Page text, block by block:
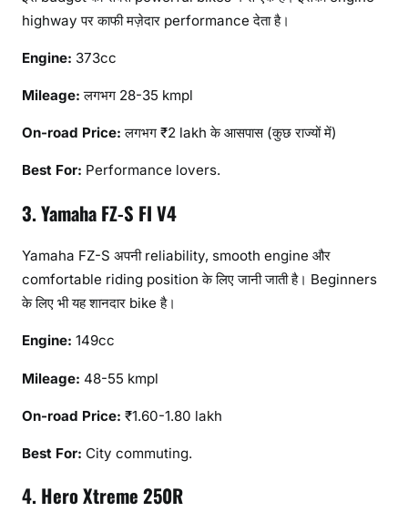
highway पर काफी मज़ेदार performance देता है।
Engine: 373cc
Mileage: लगभग 28-35 kmpl
On-road Price: लगभग ₹2 lakh के आसपास (कुछ राज्यों में)
Best For: Performance lovers.
3. Yamaha FZ-S FI V4
Yamaha FZ-S अपनी reliability, smooth engine और
comfortable riding position के लिए जानी जाती है। Beginners
के लिए भी यह शानदार bike है।
Engine: 149cc
Mileage: 48-55 kmpl
On-road Price: ₹1.60-1.80 lakh
Best For: City commuting.
4. Hero Xtreme 250R